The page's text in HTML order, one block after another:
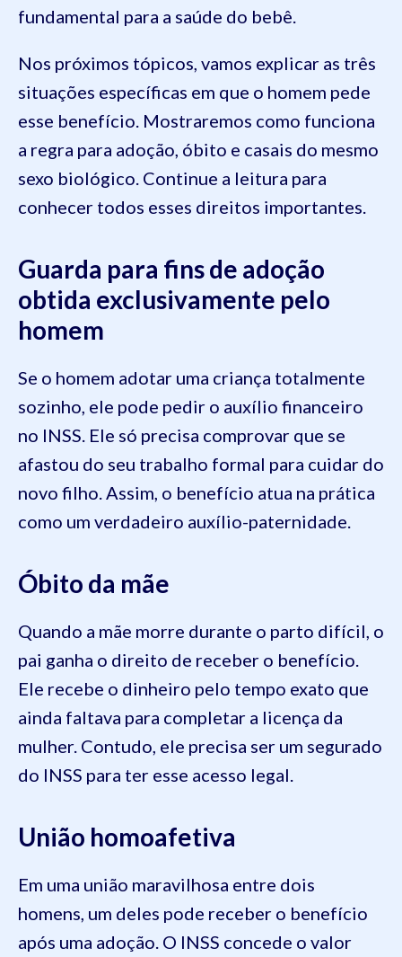
fundamental para a saúde do bebê.
Nos próximos tópicos, vamos explicar as três
situações específicas em que o homem pede
esse benefício. Mostraremos como funciona
a regra para adoção, óbito e casais do mesmo
sexo biológico. Continue a leitura para
conhecer todos esses direitos importantes.
Guarda para fins de adoção
obtida exclusivamente pelo
homem
Se o homem adotar uma criança totalmente
sozinho, ele pode pedir o auxílio financeiro
no INSS. Ele só precisa comprovar que se
afastou do seu trabalho formal para cuidar do
novo filho. Assim, o benefício atua na prática
como um verdadeiro auxílio-paternidade.
Óbito da mãe
Quando a mãe morre durante o parto difícil, o
pai ganha o direito de receber o benefício.
Ele recebe o dinheiro pelo tempo exato que
ainda faltava para completar a licença da
mulher. Contudo, ele precisa ser um segurado
do INSS para ter esse acesso legal.
União homoafetiva
Em uma união maravilhosa entre dois
homens, um deles pode receber o benefício
após uma adoção. O INSS concede o valor